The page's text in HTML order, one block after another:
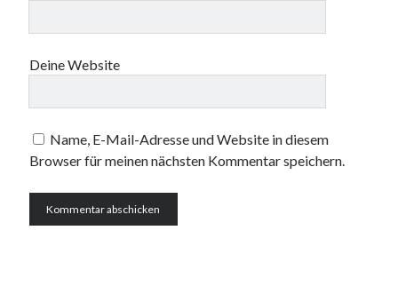
Deine Website
Name, E-Mail-Adresse und Website in diesem
Browser für meinen nächsten Kommentar speichern.